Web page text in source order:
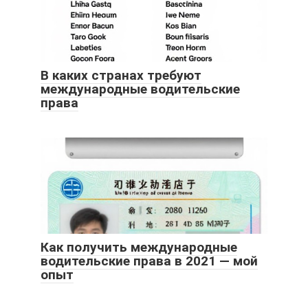
В каких странах требуют
международные водительские
права
Как получить международные
водительские права в 2021 — мой
опыт